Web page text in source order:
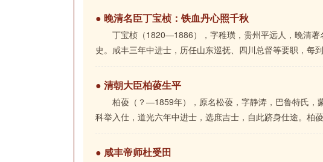
● 晚清名臣丁宝桢：铁血丹心照千秋
丁宝桢（1820—1886），字稚璜，贵州平远人，晚清
史。咸丰三年中进士，历任山东巡抚、四川总督等要职，每到
● 清朝大臣柏葰生平
柏葰（？—1859年），原名松葰，字静涛，巴鲁特氏，
科举入仕，道光六年中进士，选庶吉士，自此跻身仕途。柏葰
● 咸丰帝师杜受田